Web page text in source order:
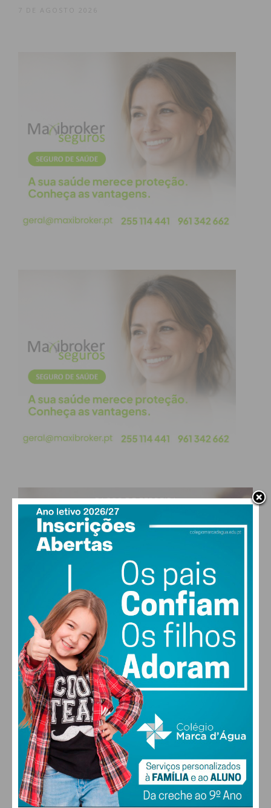
Eu li e concordo com ostermos e
condições
7 DE AGOSTO 2026
PAÇOS DE FERREIRA
27°
clear sky
MAX 27 • MIN 27
27°
SÁB
26
DOM
29
SEG
30
TER
FARMACIAS DE SERVIÇO EM PAÇOS DE
FERREIRA